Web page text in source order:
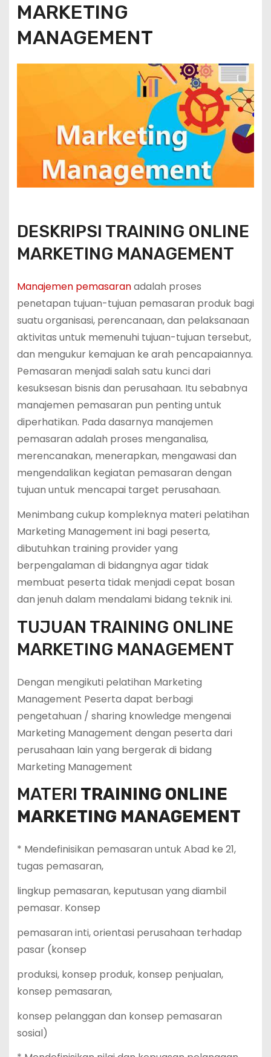
MARKETING
MANAGEMENT
DESKRIPSI TRAINING ONLINE
MARKETING MANAGEMENT
Manajemen pemasaranadalah proses
penetapan tujuan-tujuan pemasaran produk bagi
suatu organisasi, perencanaan, dan pelaksanaan
aktivitas untuk memenuhi tujuan-tujuan tersebut,
dan mengukur kemajuan ke arah pencapaiannya.
Pemasaran menjadi salah satu kunci dari
kesuksesan bisnis dan perusahaan. Itu sebabnya
manajemen pemasaran pun penting untuk
diperhatikan. Pada dasarnya manajemen
pemasaran adalah proses menganalisa,
merencanakan, menerapkan, mengawasi dan
mengendalikan kegiatan pemasaran dengan
tujuan untuk mencapai target perusahaan.
Menimbang cukup kompleknya materi pelatihan
Marketing Management ini bagi peserta,
dibutuhkan training provider yang
berpengalaman di bidangnya agar tidak
membuat peserta tidak menjadi cepat bosan
dan jenuh dalam mendalami bidang teknik ini.
TUJUAN TRAINING ONLINE
MARKETING MANAGEMENT
Dengan mengikuti pelatihan Marketing
Management Peserta dapat berbagi
pengetahuan / sharing knowledge mengenai
Marketing Management dengan peserta dari
perusahaan lain yang bergerak di bidang
Marketing Management
MATERI TRAINING ONLINE
MARKETING MANAGEMENT
* Mendefinisikan pemasaran untuk Abad ke 21,
tugas pemasaran,
lingkup pemasaran, keputusan yang diambil
pemasar. Konsep
pemasaran inti, orientasi perusahaan terhadap
pasar (konsep
produksi, konsep produk, konsep penjualan,
konsep pemasaran,
konsep pelanggan dan konsep pemasaran
sosial)